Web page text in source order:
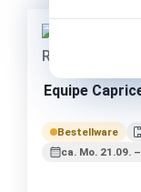
Equipe
Bestellware
ca. Mo. 21.09.